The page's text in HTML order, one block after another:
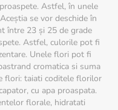
Astfel, în unele
se vor deschide în
între 23 și 25 de grade
Astfel, culorile pot fi
Unele flori pot fi
cromatica si suma
flori: taiati coditele florilor
cu apa proaspata.
florale, hidratati